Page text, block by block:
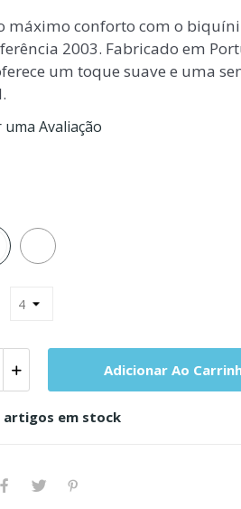
máximo conforto com o
2003. Fabricado em
um toque suave e uma
uma Avaliação
Branco Unica
Adicionar Ao
artigos em stock